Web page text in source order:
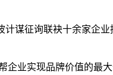
谋征询联袂十余家企业
业实现品牌价值的最